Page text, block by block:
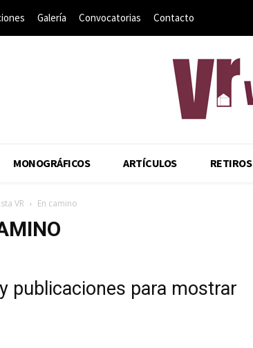
Galería Convocatorias Contacto
MONOGRÁFICOS ARTÍCULOS RETIROS
VR En camino
publicaciones para mostrar